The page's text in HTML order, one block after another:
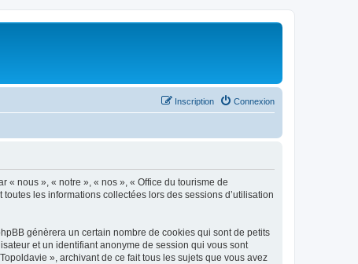
Connexion
Inscription
nous », « notre », « nos », « Office du tourisme de
les informations collectées lors des sessions d’utilisation
génèrera un certain nombre de cookies qui sont de petits
et un identifiant anonyme de session qui vous sont
», archivant de ce fait tous les sujets que vous avez